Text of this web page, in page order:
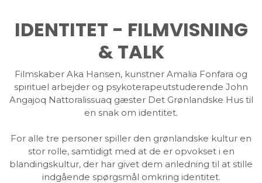
IDENTITET - FILMVISNING
& TALK
Filmskaber Aka Hansen, kunstner Amalia Fonfara og
spirituel arbejder og psykoterapeutstuderende John
Angajoq Nattoralissuaq gæster Det Grønlandske Hus til
en snak om identitet.
For alle tre personer spiller den grønlandske kultur en
stor rolle, samtidigt med at de er opvokset i en
blandingskultur, der har givet dem anledning til at stille
indgående spørgsmål omkring identitet.